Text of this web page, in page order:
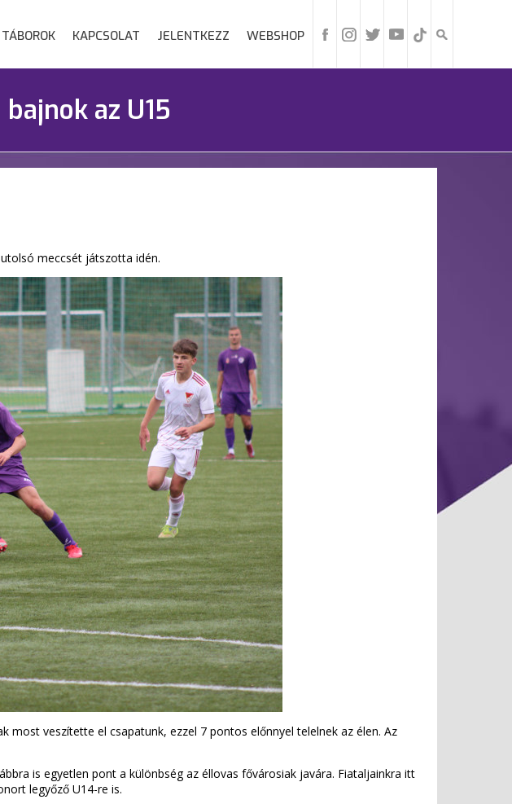
TÁBOROK KAPCSOLAT JELENTKEZZ WEBSHOP
az U15
meccsét játszotta idén.
most veszítette el csapatunk, ezzel 7 pontos előnnyel telelnek az élen. Az
is egyetlen pont a különbség az éllovas fővárosiak javára. Fiataljainkra itt
legyőző U14-re is.